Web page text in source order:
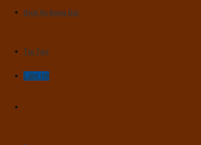
Dịch Vụ Đóng Gói
Tin Tức
Liên Hệ